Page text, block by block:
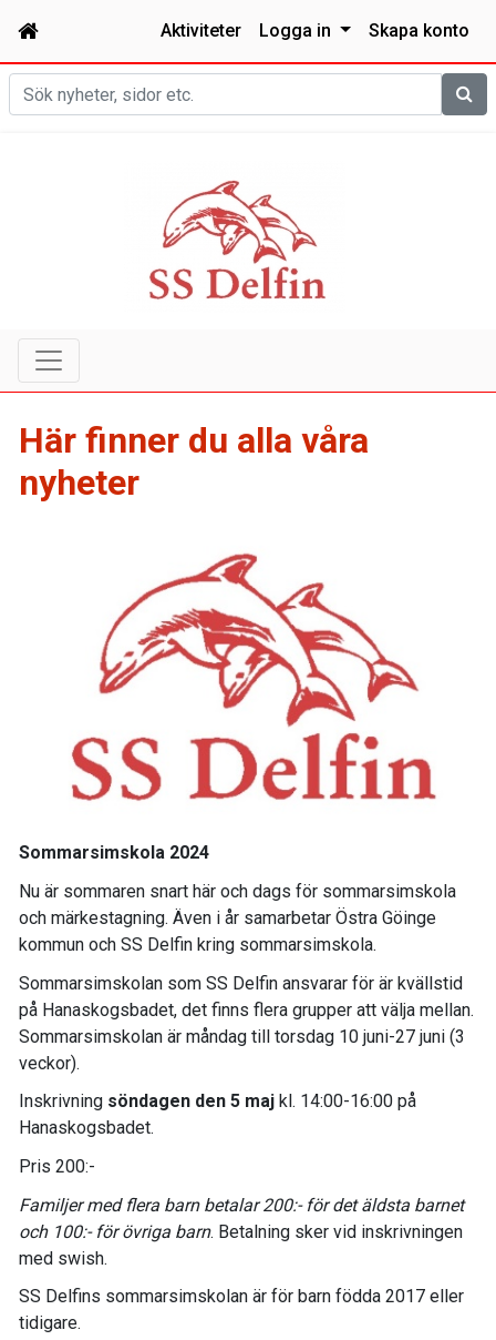
Aktiviteter Logga in Skapa konto
Sök
Här finner du alla våra
nyheter
Sommarsimskola 2024
Nu är sommaren snart här och dags för sommarsimskola
och märkestagning. Även i år samarbetar Östra Göinge
kommun och SS Delfin kring sommarsimskola.
Sommarsimskolan som SS Delfin ansvarar för är kvällstid
på Hanaskogsbadet, det finns flera grupper att välja mellan.
Sommarsimskolan är måndag till torsdag 10 juni-27 juni (3
veckor).
Inskrivning söndagen den 5 maj kl. 14:00-16:00 på
Hanaskogsbadet.
Pris 200:-
Familjer med flera barn betalar 200:- för det äldsta barnet
och 100:- för övriga barn. Betalning sker vid inskrivningen
med swish.
SS Delfins sommarsimskolan är för barn födda 2017 eller
tidigare.